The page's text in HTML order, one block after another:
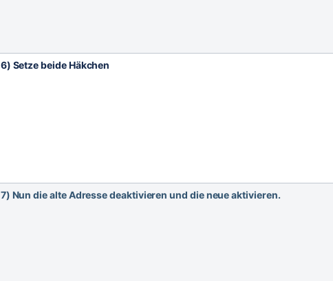
6) Setze beide Häkchen
7) Nun die alte Adresse deaktivieren und die neue aktivieren.